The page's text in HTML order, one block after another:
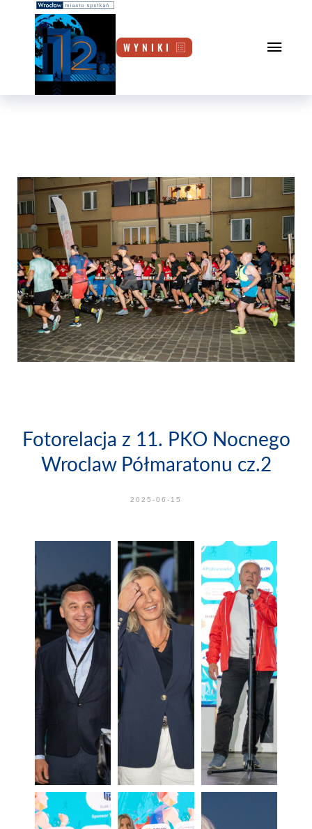
W Y N I K I
Fotorelacja z 11. PKO Nocnego
Wroclaw Półmaratonu cz.2
2025-06-15